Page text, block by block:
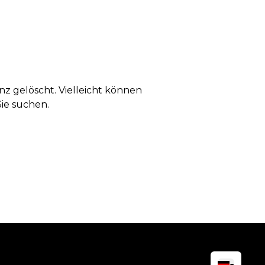
gelöscht. Vielleicht können
suchen.